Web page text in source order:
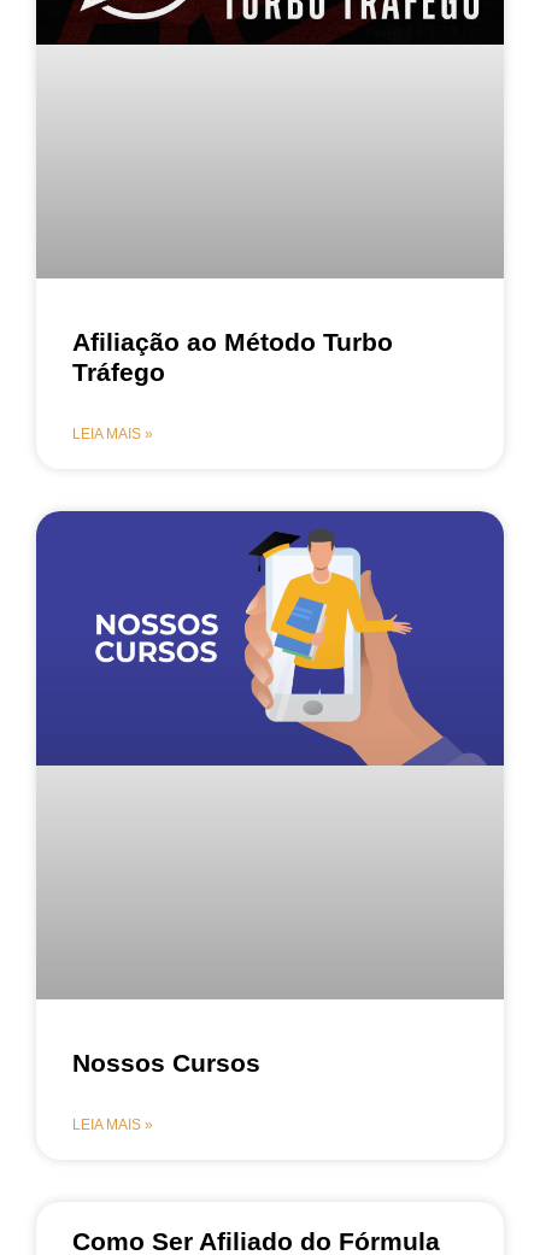
Afiliação ao Método Turbo
Tráfego
LEIA MAIS »
Nossos Cursos
LEIA MAIS »
Como Ser Afiliado do Fórmula